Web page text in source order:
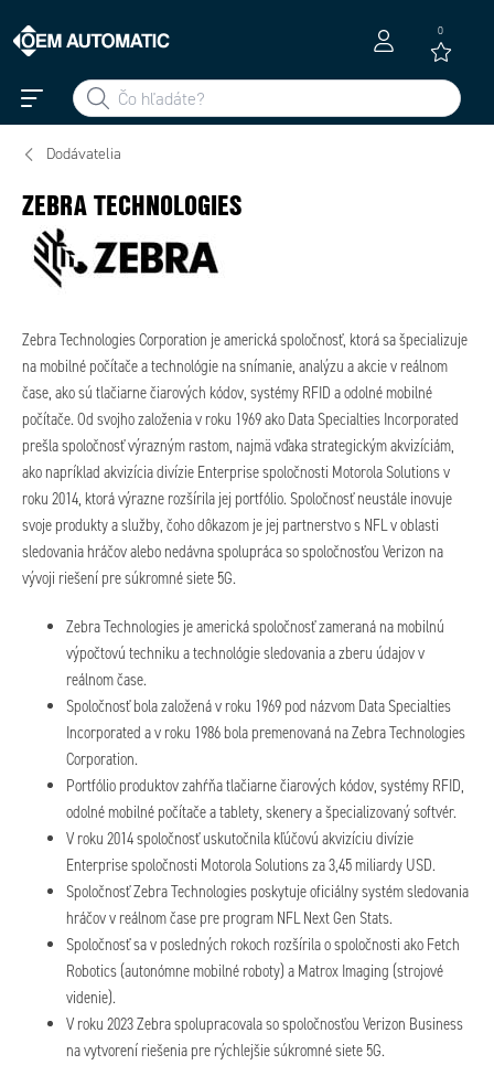
0
Dodávatelia
ZEBRA TECHNOLOGIES
Zebra Technologies Corporation je americká spoločnosť, ktorá sa špecializuje
na mobilné počítače a technológie na snímanie, analýzu a akcie v reálnom
čase, ako sú tlačiarne čiarových kódov, systémy RFID a odolné mobilné
počítače. Od svojho založenia v roku 1969 ako Data Specialties Incorporated
prešla spoločnosť výrazným rastom, najmä vďaka strategickým akvizíciám,
ako napríklad akvizícia divízie Enterprise spoločnosti Motorola Solutions v
roku 2014, ktorá výrazne rozšírila jej portfólio. Spoločnosť neustále inovuje
svoje produkty a služby, čoho dôkazom je jej partnerstvo s NFL v oblasti
sledovania hráčov alebo nedávna spolupráca so spoločnosťou Verizon na
vývoji riešení pre súkromné siete 5G.
Zebra Technologies je americká spoločnosť zameraná na mobilnú
výpočtovú techniku a technológie sledovania a zberu údajov v
reálnom čase.
Spoločnosť bola založená v roku 1969 pod názvom Data Specialties
Incorporated a v roku 1986 bola premenovaná na Zebra Technologies
Corporation.
Portfólio produktov zahŕňa tlačiarne čiarových kódov, systémy RFID,
odolné mobilné počítače a tablety, skenery a špecializovaný softvér.
V roku 2014 spoločnosť uskutočnila kľúčovú akvizíciu divízie
Enterprise spoločnosti Motorola Solutions za 3,45 miliardy USD.
Spoločnosť Zebra Technologies poskytuje oficiálny systém sledovania
hráčov v reálnom čase pre program NFL Next Gen Stats.
Spoločnosť sa v posledných rokoch rozšírila o spoločnosti ako Fetch
Robotics (autonómne mobilné roboty) a Matrox Imaging (strojové
videnie).
V roku 2023 Zebra spolupracovala so spoločnosťou Verizon Business
na vytvorení riešenia pre rýchlejšie súkromné siete 5G.